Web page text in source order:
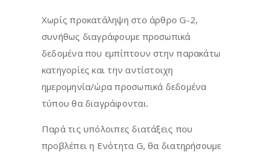
Χωρίς προκατάληψη στο άρθρο G-2,
συνήθως διαγράφουμε προσωπικά
δεδομένα που εμπίπτουν στην παρακάτω
κατηγορίες και την αντίστοιχη
ημερομηνία/ώρα προσωπικά δεδομένα
τύπου θα διαγράφονται.
Παρά τις υπόλοιπες διατάξεις που
προβλέπει η Ενότητα G, θα διατηρήσουμε